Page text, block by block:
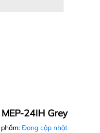
24IH Grey
Đang cập nhật